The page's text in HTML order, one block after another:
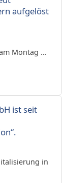
aufgelöst
Montag …
ist seit
in